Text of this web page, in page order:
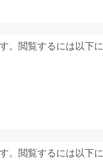
。閲覧するには以下に
。閲覧するには以下に